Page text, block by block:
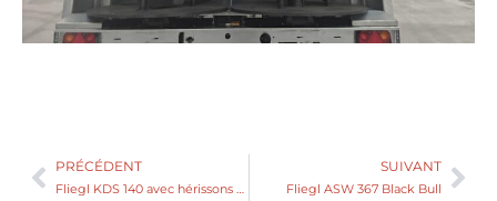
PRÉCÉDENT
Fliegl KDS 140 avec hérissons horizontaux
SUIVANT
Fliegl ASW 367 Black Bull